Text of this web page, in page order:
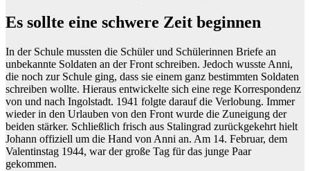
Es sollte eine schwere Zeit beginnen
In der Schule mussten die Schüler und Schülerinnen Briefe an
unbekannte Soldaten an der Front schreiben. Jedoch wusste Anni,
die noch zur Schule ging, dass sie einem ganz bestimmten Soldaten
schreiben wollte. Hieraus entwickelte sich eine rege Korrespondenz
von und nach Ingolstadt. 1941 folgte darauf die Verlobung. Immer
wieder in den Urlauben von den Front wurde die Zuneigung der
beiden stärker. Schließlich frisch aus Stalingrad zurückgekehrt hielt
Johann offiziell um die Hand von Anni an. Am 14. Februar, dem
Valentinstag 1944, war der große Tag für das junge Paar
gekommen.